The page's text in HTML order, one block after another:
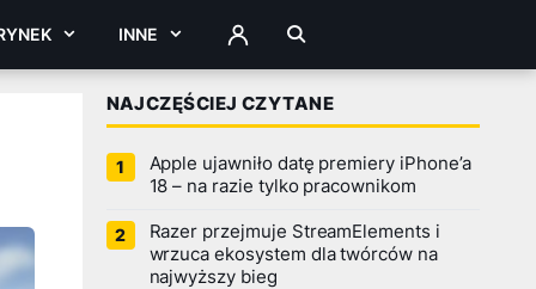
INNE ZALOGUJ
NAJCZĘŚCIEJ CZYTANE
Apple ujawniło datę premiery iPhone’a
18 – na razie tylko pracownikom
Razer przejmuje StreamElements i
wrzuca ekosystem dla twórców na
najwyższy bieg